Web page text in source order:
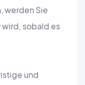
werden Sie
sobald es
und